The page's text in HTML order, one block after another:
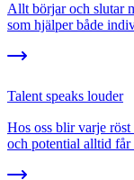
Allt börjar och slutar
som hjälper både
Talent speaks louder
Hos oss blir varje
och potential alltid får